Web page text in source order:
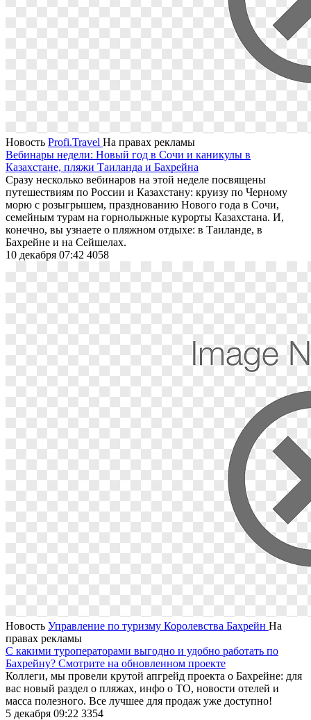
Новость Profi.Travel На правах рекламы
Вебинары недели: Новый год в Сочи и каникулы в
Казахстане, пляжи Таиланда и Бахрейна
Сразу несколько вебинаров на этой неделе посвящены
путешествиям по России и Казахстану: круизу по Черному
морю с розыгрышем, празднованию Нового года в Сочи,
семейным турам на горнолыжные курорты Казахстана. И,
конечно, вы узнаете о пляжном отдыхе: в Таиланде, в
Бахрейне и на Сейшелах.
10 декабря 07:42 4058
Новость Управление по туризму Королевства Бахрейн На
правах рекламы
С какими туроператорами выгодно и удобно работать по
Бахрейну? Смотрите на обновленном проекте
Коллеги, мы провели крутой апгрейд проекта о Бахрейне: для
вас новый раздел о пляжах, инфо о ТО, новости отелей и
масса полезного. Все лучшее для продаж уже доступно!
5 декабря 09:22 3354